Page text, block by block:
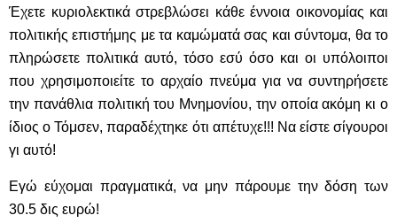
Έχετε κυριολεκτικά στρεβλώσει κάθε έννοια οικονομίας και
πολιτικής επιστήμης με τα καμώματά σας και σύντομα, θα το
πληρώσετε πολιτικά αυτό, τόσο εσύ όσο και οι υπόλοιποι
που χρησιμοποιείτε το αρχαίο πνεύμα για να συντηρήσετε
την πανάθλια πολιτική του Μνημονίου, την οποία ακόμη κι ο
ίδιος ο Τόμσεν, παραδέχτηκε ότι απέτυχε!!! Να είστε σίγουροι
γι αυτό!
Εγώ εύχομαι πραγματικά, να μην πάρουμε την δόση των
30.5 δις ευρώ!